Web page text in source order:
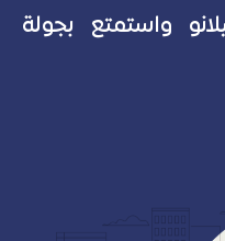
واستمتع بجولة